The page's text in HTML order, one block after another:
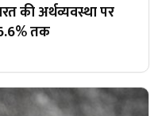
की अर्थव्यवस्था पर
6.6% तक